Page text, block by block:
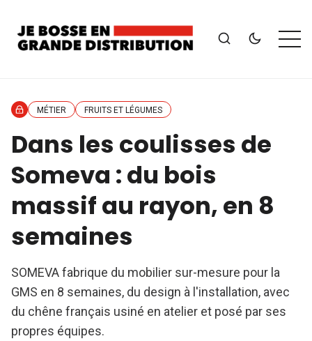
MÉTIER FRUITS ET LÉGUMES
Dans les coulisses de
Someva : du bois
massif au rayon, en 8
semaines
SOMEVA fabrique du mobilier sur-mesure pour la
GMS en 8 semaines, du design à l'installation, avec
du chêne français usiné en atelier et posé par ses
propres équipes.